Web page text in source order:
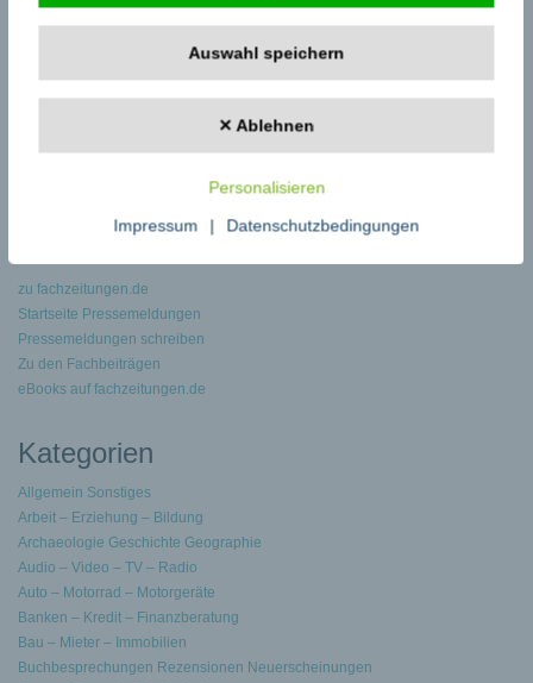
zu fachzeitungen.de
Startseite Pressemeldungen
Pressemeldungen schreiben
Zu den Fachbeiträgen
eBooks auf fachzeitungen.de
Kategorien
Allgemein Sonstiges
Arbeit – Erziehung – Bildung
Archaeologie Geschichte Geographie
Audio – Video – TV – Radio
Auto – Motorrad – Motorgeräte
Banken – Kredit – Finanzberatung
Bau – Mieter – Immobilien
Buchbesprechungen Rezensionen Neuerscheinungen
Auswahl speichern
✕ Ablehnen
Personalisieren
Impressum | Datenschutzbedingungen